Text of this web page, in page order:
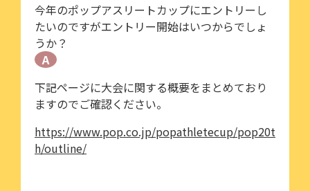
今年のポップアスリートカップにエントリーし
たいのですがエントリー開始はいつからでしょ
うか？
A
下記ページに大会に関する概要をまとめており
ますのでご確認ください。
https://www.pop.co.jp/popathletecup/pop20t
h/outline/